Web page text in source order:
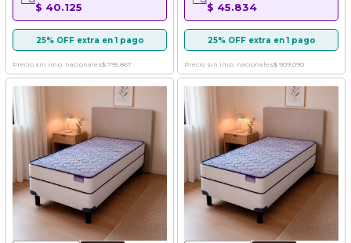
$ 40.125
25% OFF extra en 1 pago
Precio sin imp. nacionales$ 795.867
$ 45.834
25% OFF extra en 1 pago
Precio sin imp. nacionales$ 909.090